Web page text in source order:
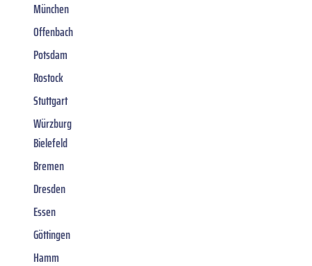
München
Offenbach
Potsdam
Rostock
Stuttgart
Würzburg
Bielefeld
Bremen
Dresden
Essen
Göttingen
Hamm